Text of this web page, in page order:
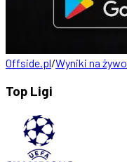
Offside.pl/Wyniki na żywo
Top Ligi